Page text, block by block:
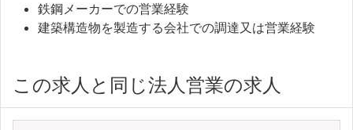
鉄鋼メーカーでの営業経験
建築構造物を製造する会社での調達又は営業経験
この求人と同じ法人営業の求人